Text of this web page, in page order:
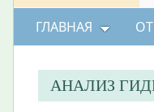
ГЛАВНАЯ
АНАЛИЗ